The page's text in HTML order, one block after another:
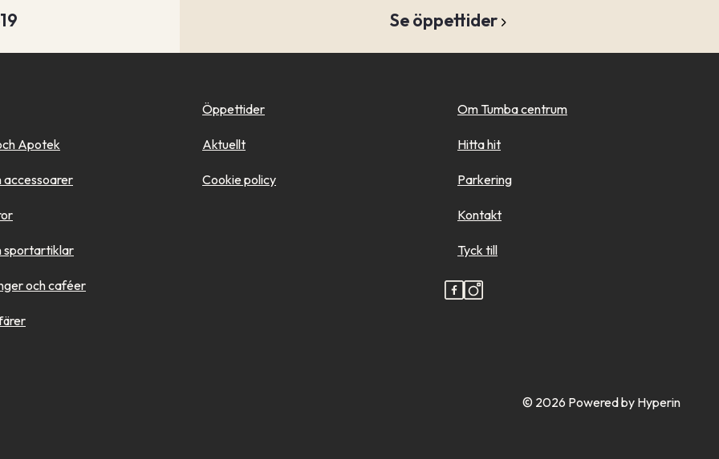
Se öppettider
Apotek
accessoarer
sportartiklar
och caféer
Öppettider
Aktuellt
Cookie policy
Om Tumba centrum
Hitta hit
Parkering
Kontakt
Tyck till
© 2026 Powered by Hyperin